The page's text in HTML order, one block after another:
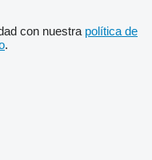
con nuestra política de
.